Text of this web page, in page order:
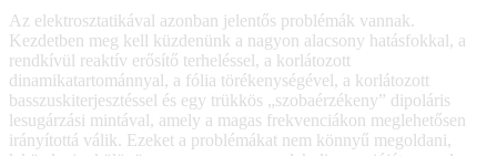
Az elektrosztatikával azonban jelentős problémák vannak.
Kezdetben meg kell küzdenünk a nagyon alacsony hatásfokkal, a
rendkívül reaktív erősítő terheléssel, a korlátozott
dinamikatartománnyal, a fólia törékenységével, a korlátozott
basszuskiterjesztéssel és egy trükkös „szobaérzékeny” dipoláris
lesugárzási mintával, amely a magas frekvenciákon meglehetősen
irányítottá válik. Ezeket a problémákat nem könnyű megoldani,